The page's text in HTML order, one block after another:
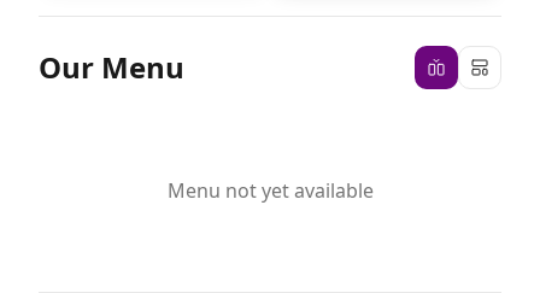
Our Menu
Menu not yet available